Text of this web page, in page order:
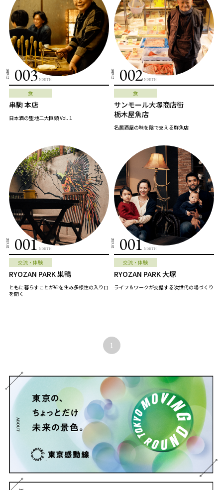
2019.02 003 NORTH
食
串駒 本店
日本酒の聖地二大巨頭 Vol.１
2019.02 002 NORTH
食
サンモール大塚商店街
栃木屋魚店
名居酒屋の味を陰で支える鮮魚店
2019.02 001 NORTH
交流・体験
RYOZAN PARK 巣鴨
ともに暮らすことが絆を生み多様性の入り口
を開く
2019.02 001 NORTH
交流・体験
RYOZAN PARK 大塚
ライフ＆ワークが交錯する次世代の場づくり
1